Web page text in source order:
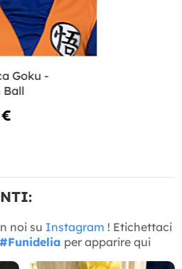
Goku -
Ball
noi su Instagram ! Etichettaci
#Funidelia per apparire qui